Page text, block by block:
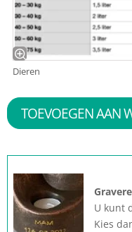
Dieren
TOEVOEGEN AAN
U kunt
Kies